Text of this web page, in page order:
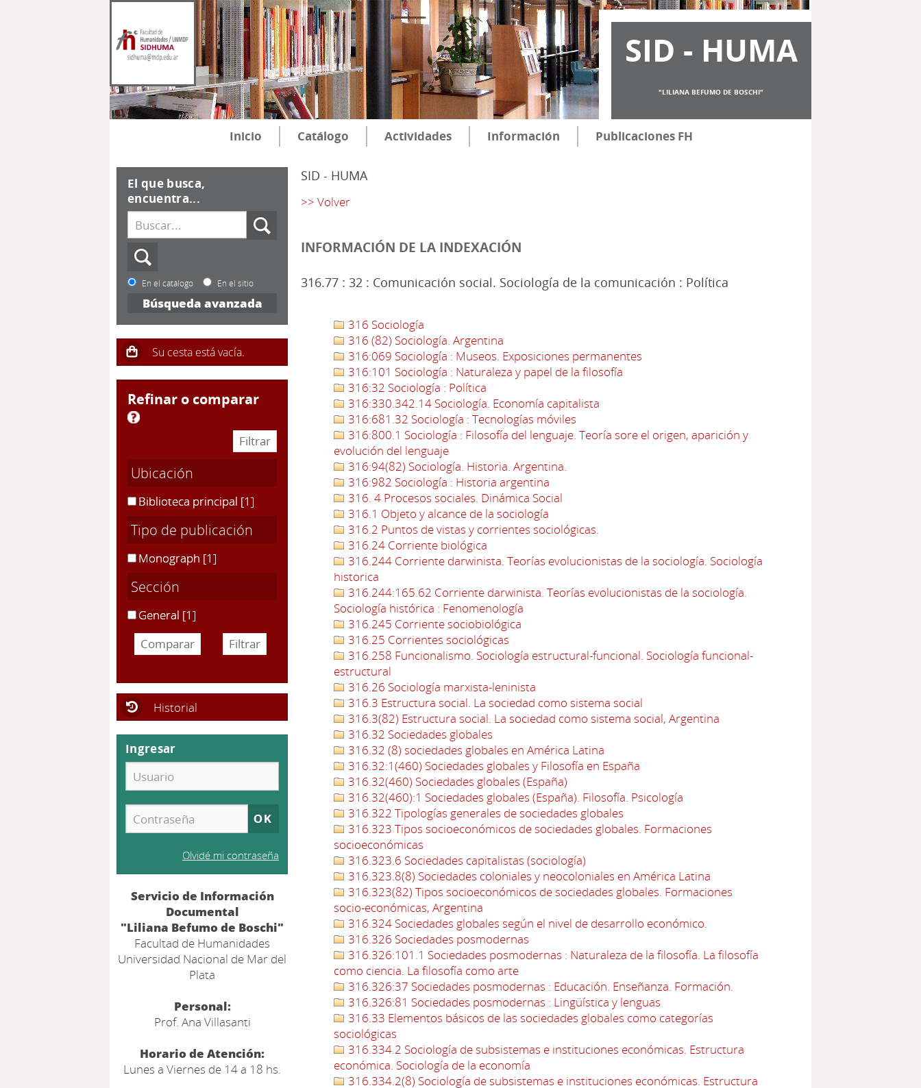
SID - HUMA
"LILIANA BEFUMO DE BOSCHI"
Inicio Catálogo Actividades Información Publicaciones FH
SID - HUMA
>> Volver
INFORMACIÓN DE LA INDEXACIÓN
316.77 : 32 : Comunicación social. Sociología de la comunicación : Política
316 Sociología
316 (82) Sociología. Argentina
316:069 Sociología : Museos. Exposiciones permanentes
316:101 Sociología : Naturaleza y papel de la filosofía
316:32 Sociología : Política
316:330.342.14 Sociología. Economía capitalista
316:681.32 Sociología : Tecnologías móviles
316:800.1 Sociología : Filosofía del lenguaje. Teoría sore el origen, aparición y
evolución del lenguaje
316:94(82) Sociología. Historia. Argentina.
316:982 Sociología : Historia argentina
316. 4 Procesos sociales. Dinámica Social
316.1 Objeto y alcance de la sociología
316.2 Puntos de vistas y corrientes sociológicas.
316.24 Corriente biológica
316.244 Corriente darwinista. Teorías evolucionistas de la sociología. Sociología
historica
316.244:165.62 Corriente darwinista. Teorías evolucionistas de la sociología.
Sociología histórica : Fenomenología
316.245 Corriente sociobiológica
316.25 Corrientes sociológicas
316.258 Funcionalismo. Sociología estructural-funcional. Sociología funcional-
estructural
316.26 Sociología marxista-leninista
316.3 Estructura social. La sociedad como sistema social
316.3(82) Estructura social. La sociedad como sistema social, Argentina
316.32 Sociedades globales
316.32 (8) sociedades globales en América Latina
316.32:1(460) Sociedades globales y Filosofía en España
316.32(460) Sociedades globales (España)
316.32(460):1 Sociedades globales (España). Filosofía. Psicología
316.322 Tipologías generales de sociedades globales
316.323 Tipos socioeconómicos de sociedades globales. Formaciones
socioeconómicas
316.323.6 Sociedades capitalistas (sociología)
316.323.8(8) Sociedades coloniales y neocoloniales en América Latina
316.323(82) Tipos socioeconómicos de sociedades globales. Formaciones
socio-económicas, Argentina
316.324 Sociedades globales según el nivel de desarrollo económico.
316.326 Sociedades posmodernas
316.326:101.1 Sociedades posmodernas : Naturaleza de la filosofía. La filosofía
como ciencia. La filosofía como arte
316.326:37 Sociedades posmodernas : Educación. Enseñanza. Formación.
316.326:81 Sociedades posmodernas : Lingüística y lenguas
316.33 Elementos básicos de las sociedades globales como categorías
sociológicas
316.334.2 Sociología de subsistemas e instituciones económicas. Estructura
económica. Sociología de la economía
316.334.2(8) Sociología de subsistemas e instituciones económicas. Estructura
El que busca,
encuentra...
En el catálogo En el sitio
Búsqueda avanzada
refinar o comparar
Ubicación
Biblioteca principal [1]
Tipo de publicación
Monograph [1]
Sección
General [1]
Historial
Ingresar
Olvidé mi contraseña
Servicio de Información
Documental
"Liliana Befumo de Boschi"
Facultad de Humanidades
Universidad Nacional de Mar del
Plata
Personal:
Prof. Ana Villasanti
Horario de Atención:
Lunes a Viernes de 14 a 18 hs.